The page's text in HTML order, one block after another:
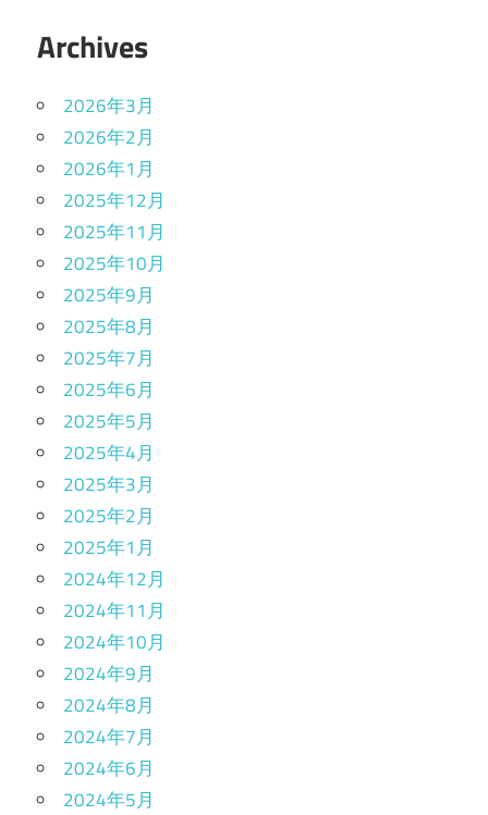
Archives
2026年3月
2026年2月
2026年1月
2025年12月
2025年11月
2025年10月
2025年9月
2025年8月
2025年7月
2025年6月
2025年5月
2025年4月
2025年3月
2025年2月
2025年1月
2024年12月
2024年11月
2024年10月
2024年9月
2024年8月
2024年7月
2024年6月
2024年5月